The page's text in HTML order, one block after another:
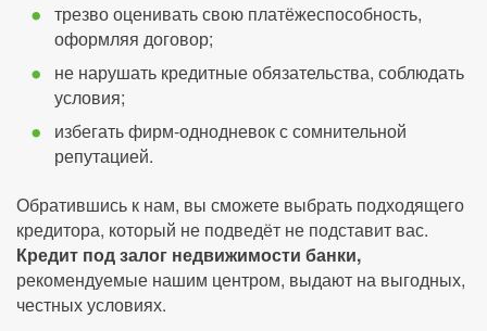
трезво оценивать свою платёжеспособность,
оформляя договор;
не нарушать кредитные обязательства, соблюдать
условия;
избегать фирм-однодневок с сомнительной
репутацией.
Обратившись к нам, вы сможете выбрать подходящего
кредитора, который не подведёт не подставит вас.
Кредит под залог недвижимости банки,
рекомендуемые нашим центром, выдают на выгодных,
честных условиях.